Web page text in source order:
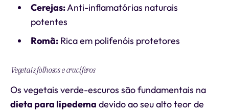
Cerejas:Anti-inflamatórias naturais
potentes
Romã:Rica em polifenóis protetores
Vegetais folhosos e crucíferos
Os vegetais verde-escuros são fundamentais na
dieta para lipedema devido ao seu alto teor de